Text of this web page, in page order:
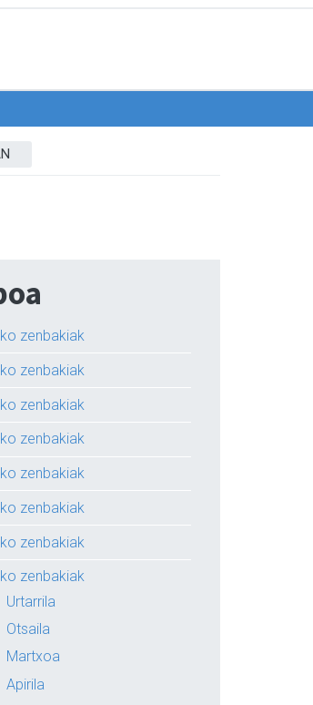
zenbakiak
zenbakiak
zenbakiak
zenbakiak
zenbakiak
zenbakiak
zenbakiak
zenbakiak
Urtarrila
Otsaila
Martxoa
Apirila